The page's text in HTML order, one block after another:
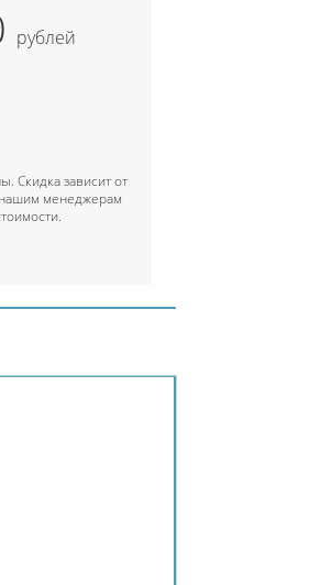
рублей
Скидка зависит от
менеджерам